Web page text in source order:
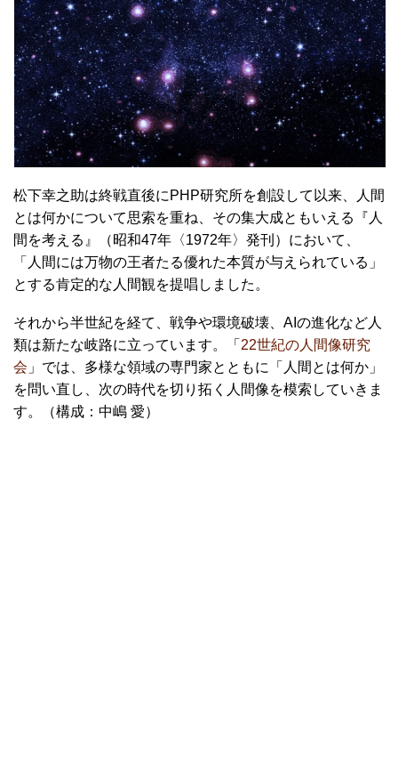
松下幸之助は終戦直後にPHP研究所を創設して以来、人間
とは何かについて思索を重ね、その集大成ともいえる『人
間を考える』（昭和47年〈1972年〉発刊）において、
「人間には万物の王者たる優れた本質が与えられている」
とする肯定的な人間観を提唱しました。
それから半世紀を経て、戦争や環境破壊、AIの進化など人
類は新たな岐路に立っています。「 22世紀の人間像研究
会 」では、多様な領域の専門家とともに「人間とは何か」
を問い直し、次の時代を切り拓く人間像を模索していきま
す。（構成：中嶋 愛）